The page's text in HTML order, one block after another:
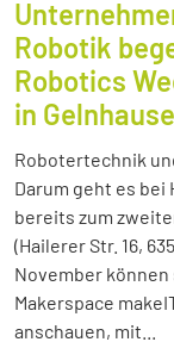
Robotik
Robotics
in
Robotertechnik
Darum geht es bei
bereits zum
(Hailerer Str. 16,
November
Makerspace
anschauen, mit...